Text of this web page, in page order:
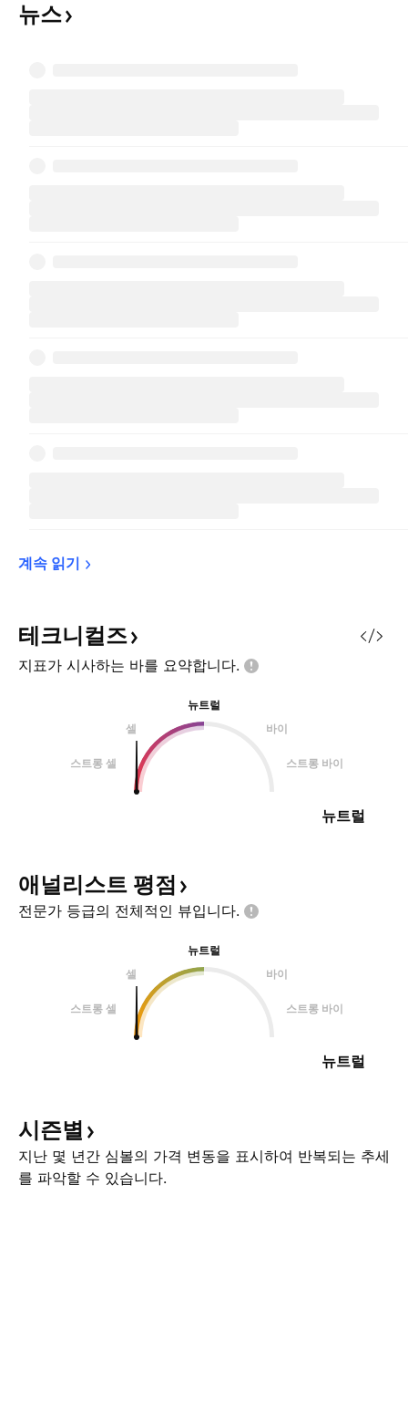
뉴스
계속 읽기
테크니컬즈
지표가 시사하는 바를 요약합니다.
뉴트럴
셀
바이
스트롱 셀 스트롱 바이
뉴트럴
애널리스트 평점
전문가 등급의 전체적인 뷰입니다.
뉴트럴
셀
바이
스트롱 셀 스트롱 바이
뉴트럴
시즌별
지난 몇 년간 심볼의 가격 변동을 표시하여 반복되는 추세
를 파악할 수 있습니다.